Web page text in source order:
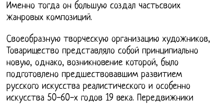
Именно тогда он большую создал частьсвоих
жанровых композиций.
Своеобразную творческую организацию художников,
Товарищество представляло собой принципиально
новую, однако, возникновение которой, было
подготовлено предшествовавшим развитием
русского искусства реалистического и особенно
искусства 50-60-х годов 19 века. Передвижники